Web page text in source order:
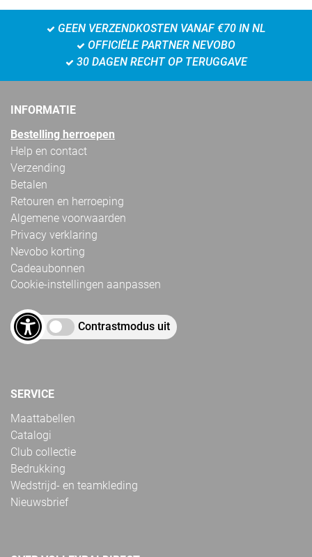
GEEN VERZENDKOSTEN VANAF €70 IN NL
OFFICIËLE PARTNER NEVOBO
30 DAGEN RECHT OP TERUGGAVE
INFORMATIE
Bestelling herroepen
Help en contact
Verzending
Betalen
Retouren en herroeping
Algemene voorwaarden
Privacy verklaring
Nevobo korting
Cadeaubonnen
Cookie-instellingen aanpassen
Contrastmodus uit
SERVICE
Maattabellen
Catalogi
Club collectie
Bedrukking
Wedstrijd- en teamkleding
Nieuwsbrief